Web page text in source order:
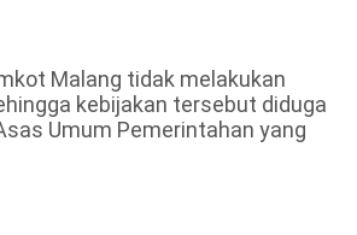
Malang tidak melakukan
kebijakan tersebut diduga
Umum Pemerintahan yang